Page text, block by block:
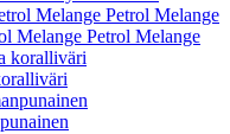
Melange Petrol Melange